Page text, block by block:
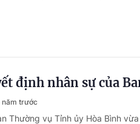
định nhân sự của
năm trước
Thường vụ Tỉnh ủy Hòa Bình